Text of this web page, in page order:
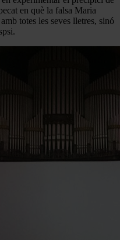
en què la falsa Maria
totes les seves lletres, sinó